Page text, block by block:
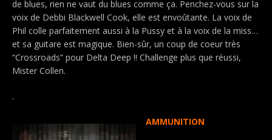
de blues, rien ne vaut du blues comme ça. Penchez-vous sur la
voix de Debbi Blackwell Cook, elle est envoûtante. La voix de
Phil colle parfaitement aussi à la Pussy et à la voix de la miss…
et sa guitare est magique. Bien-sûr, un coup de coeur très
“Crossroads” pour Delta Deep !! Challenge plus que réussi,
Mister Collen.
.
AMMUNITION